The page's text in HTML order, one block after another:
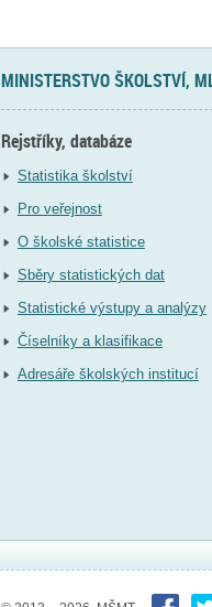
MINISTERSTVO ŠKOLSTVÍ,
Rejstříky, databáze
Statistika školství
Pro veřejnost
O školské statistice
Sběry statistických dat
Statistické výstupy a analýzy
Číselníky a klasifikace
Adresáře školských institucí